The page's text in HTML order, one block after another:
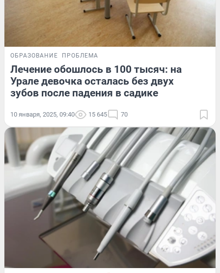
ОБРАЗОВАНИЕ ПРОБЛЕМА
Лечение обошлось в 100 тысяч: на
Урале девочка осталась без двух
зубов после падения в садике
10 января, 2025, 09:40 15 645 70